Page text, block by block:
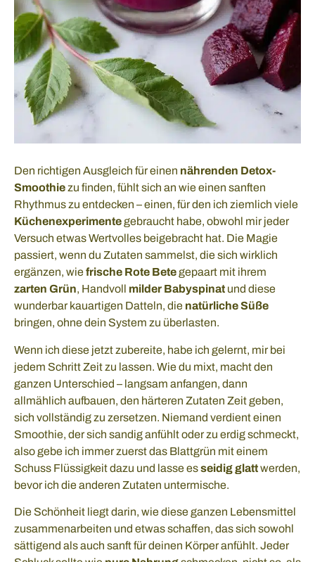
Den richtigen Ausgleich für einen nährenden Detox-
Smoothiezu finden, fühlt sich an wie einen sanften
Rhythmus zu entdecken – einen, für den ich ziemlich viele
Küchenexperimentegebraucht habe, obwohl mir jeder
Versuch etwas Wertvolles beigebracht hat. Die Magie
passiert, wenn du Zutaten sammelst, die sich wirklich
ergänzen, wiefrische Rote Betegepaart mit ihrem
zarten Grün, Handvoll milder Babyspinat und diese
wunderbar kauartigen Datteln, die natürliche Süße
bringen, ohne dein System zu überlasten.
Wenn ich diese jetzt zubereite, habe ich gelernt, mir bei
jedem Schritt Zeit zu lassen. Wie du mixt, macht den
ganzen Unterschied – langsam anfangen, dann
allmählich aufbauen, den härteren Zutaten Zeit geben,
sich vollständig zu zersetzen. Niemand verdient einen
Smoothie, der sich sandig anfühlt oder zu erdig schmeckt,
also gebe ich immer zuerst das Blattgrün mit einem
Schuss Flüssigkeit dazu und lasse esseidig glattwerden,
bevor ich die anderen Zutaten untermische.
Die Schönheit liegt darin, wie diese ganzen Lebensmittel
zusammenarbeiten und etwas schaffen, das sich sowohl
sättigend als auch sanft für deinen Körper anfühlt. Jeder